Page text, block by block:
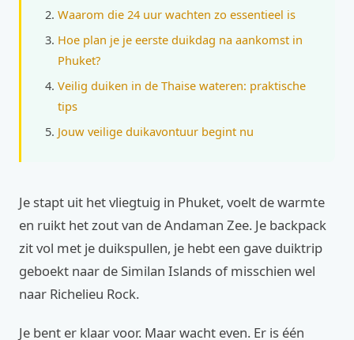
Waarom die 24 uur wachten zo essentieel is
Hoe plan je je eerste duikdag na aankomst in
Phuket?
Veilig duiken in de Thaise wateren: praktische
tips
Jouw veilige duikavontuur begint nu
Je stapt uit het vliegtuig in Phuket, voelt de warmte
en ruikt het zout van de Andaman Zee. Je backpack
zit vol met je duikspullen, je hebt een gave duiktrip
geboekt naar de Similan Islands of misschien wel
naar Richelieu Rock.
Je bent er klaar voor. Maar wacht even. Er is één